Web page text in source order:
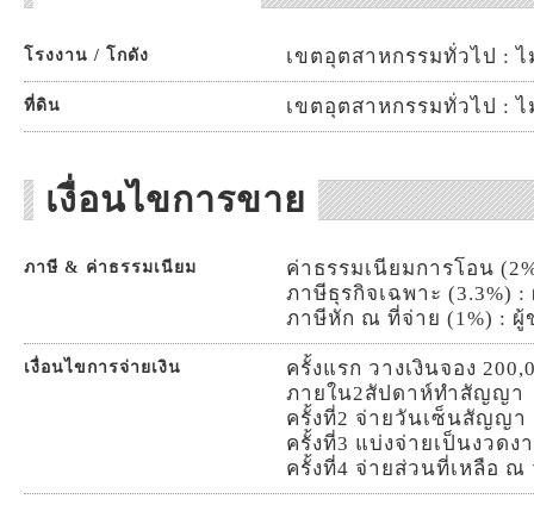
โรงงาน / โกดัง เขตอุตสาหกรรมทั่วไป :
ที่ดิน เขตอุตสาหกรรมทั่วไป :
เงื่อนไขการขาย
ภาษี & ค่าธรรมเนียม
ค่าธรรมเนียมการโอน
ภาษีธุรกิจเฉพาะ (3.3%)
ภาษีหัก ณ ที่จ่าย (1%) : ผู้
เงื่อนไขการจ่ายเงิน
ครั้งแรก วางเงินจอง
ภายใน2สัปดาห์ทำสัญญา
ครั้งที่2 จ่ายวันเซ็นสัญญา
ครั้งที่3 แบ่งจ่ายเป็นงวดง
ครั้งที่4 จ่ายส่วนที่เหลือ ณ